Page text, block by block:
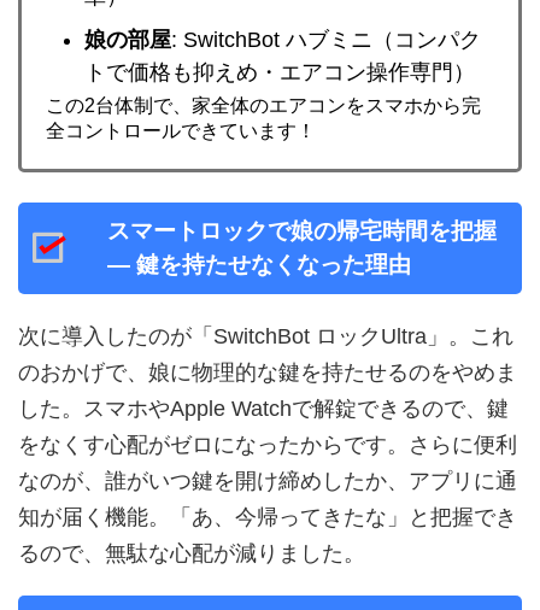
娘の部屋: SwitchBot ハブミニ（コンパク
トで価格も抑えめ・エアコン操作専門）
この2台体制で、家全体のエアコンをスマホから完
全コントロールできています！
スマートロックで娘の帰宅時間を把握
— 鍵を持たせなくなった理由
次に導入したのが「SwitchBot ロックUltra」。これ
のおかげで、娘に物理的な鍵を持たせるのをやめま
した。スマホやApple Watchで解錠できるので、鍵
をなくす心配がゼロになったからです。さらに便利
なのが、誰がいつ鍵を開け締めしたか、アプリに通
知が届く機能。「あ、今帰ってきたな」と把握でき
るので、無駄な心配が減りました。